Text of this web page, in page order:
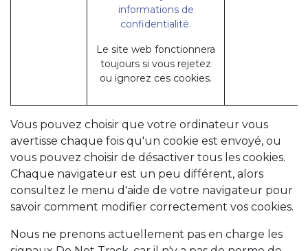
informations de
confidentialité.
Le site web fonctionnera
toujours si vous rejetez
ou ignorez ces cookies.
Vous pouvez choisir que votre ordinateur vous
avertisse chaque fois qu'un cookie est envoyé, ou
vous pouvez choisir de désactiver tous les cookies.
Chaque navigateur est un peu différent, alors
consultez le menu d'aide de votre navigateur pour
savoir comment modifier correctement vos cookies.
Nous ne prenons actuellement pas en charge les